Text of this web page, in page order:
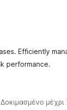
Efficiently
performance.
Δοκιμασμένο μέχρι